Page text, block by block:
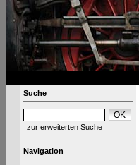
Suche
zur erweiterten Suche
Navigation